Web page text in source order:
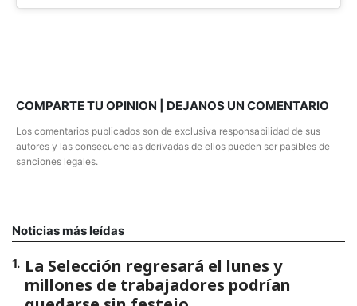
COMPARTE TU OPINION | DEJANOS UN COMENTARIO
Los comentarios publicados son de exclusiva responsabilidad de sus
autores y las consecuencias derivadas de ellos pueden ser pasibles de
sanciones legales.
Noticias más leídas
1. La Selección regresará el lunes y
millones de trabajadores podrían